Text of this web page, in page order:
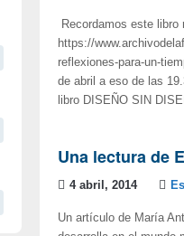
Recordamos este libro
https://
reflexiones-para-un-
de abril a eso de las
libro DISEÑO SIN
Una lectura de
4 abril, 2014
Un artículo de María